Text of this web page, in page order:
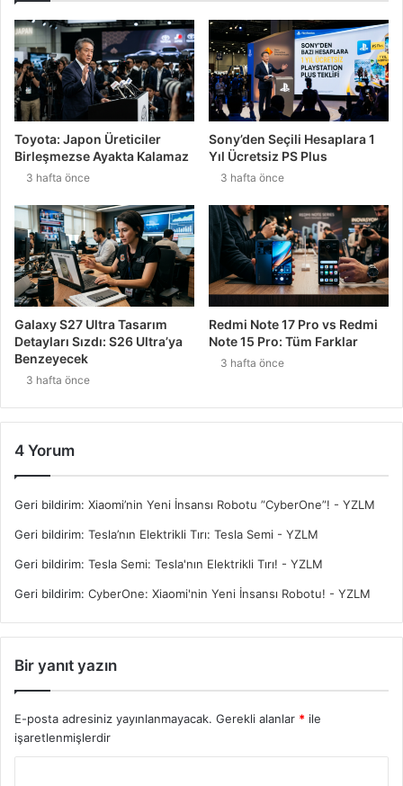
Toyota: Japon Üreticiler
Birleşmezse Ayakta Kalamaz
3 hafta önce
Sony’den Seçili Hesaplara 1
Yıl Ücretsiz PS Plus
3 hafta önce
Galaxy S27 Ultra Tasarım
Detayları Sızdı: S26 Ultra’ya
Benzeyecek
3 hafta önce
Redmi Note 17 Pro vs Redmi
Note 15 Pro: Tüm Farklar
3 hafta önce
4 Yorum
Geri bildirim: Xiaomi’nin Yeni İnsansı Robotu ”CyberOne”! - YZLM
Geri bildirim: Tesla’nın Elektrikli Tırı: Tesla Semi - YZLM
Geri bildirim: Tesla Semi: Tesla'nın Elektrikli Tırı! - YZLM
Geri bildirim: CyberOne: Xiaomi'nin Yeni İnsansı Robotu! - YZLM
Bir yanıt yazın
E-posta adresiniz yayınlanmayacak. Gerekli alanlar * ile
işaretlenmişlerdir